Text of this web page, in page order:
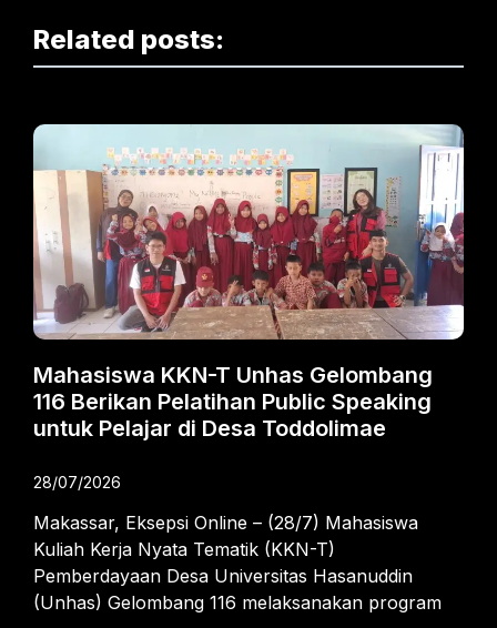
Related posts:
Mahasiswa KKN-T Unhas Gelombang
116 Berikan Pelatihan Public Speaking
untuk Pelajar di Desa Toddolimae
28/07/2026
Makassar, Eksepsi Online – (28/7) Mahasiswa
Kuliah Kerja Nyata Tematik (KKN-T)
Pemberdayaan Desa Universitas Hasanuddin
(Unhas) Gelombang 116 melaksanakan program